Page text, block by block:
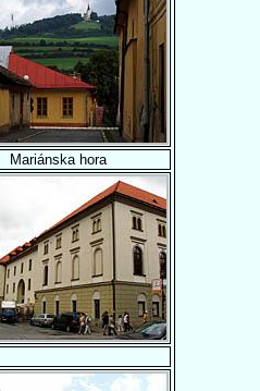
Mariánska hora